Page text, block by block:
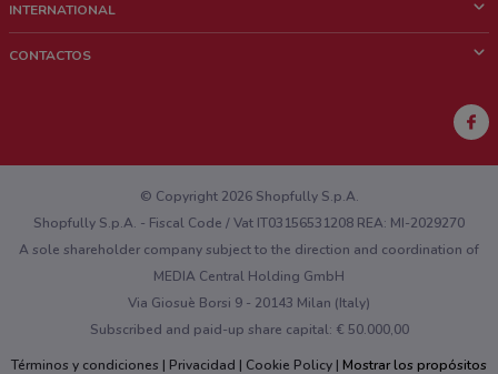
Trabaja con nosotros
Contacto comercial
INTERNATIONAL
CONTACTOS
¿Encontraste un problema en la web o en la aplicación?
© Copyright 2026 Shopfully S.p.A.
Shopfully S.p.A. - Fiscal Code / Vat IT03156531208 REA: MI-2029270
A sole shareholder company subject to the direction and coordination of
MEDIA Central Holding GmbH
Via Giosuè Borsi 9 - 20143 Milan (Italy)
Subscribed and paid-up share capital: € 50.000,00
Términos y condiciones
Privacidad Cookie Policy Mostrar los propósitos